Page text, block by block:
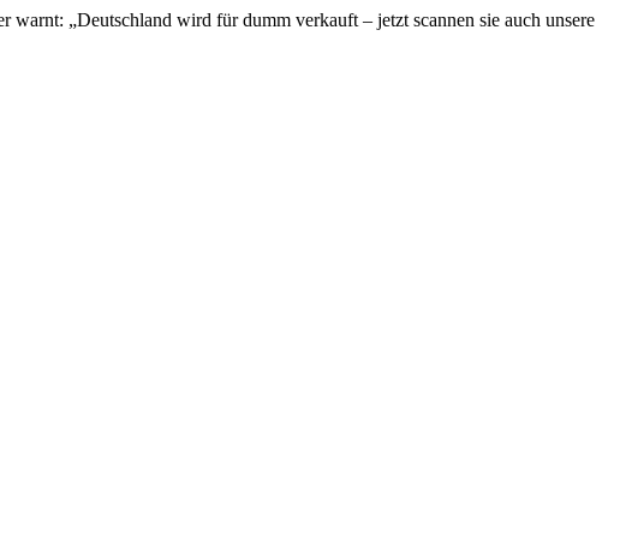
„Deutschland wird für dumm verkauft – jetzt scannen sie auch unsere